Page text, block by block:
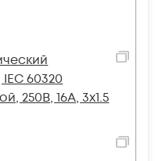
60320
250B, 16A, 3х1.5